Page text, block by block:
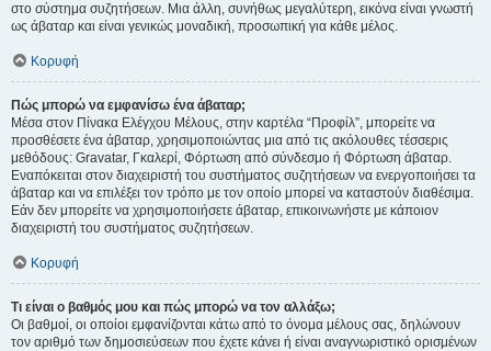
στο σύστημα συζητήσεων. Μια άλλη, συνήθως μεγαλύτερη, εικόνα είναι γνωστή
ως άβαταρ και είναι γενικώς μοναδική, προσωπική για κάθε μέλος.
Κορυφή
Πώς μπορώ να εμφανίσω ένα άβαταρ;
Μέσα στον Πίνακα Ελέγχου Μέλους, στην καρτέλα “Προφίλ”, μπορείτε να
προσθέσετε ένα άβαταρ, χρησιμοποιώντας μια από τις ακόλουθες τέσσερις
μεθόδους: Gravatar, Γκαλερί, Φόρτωση από σύνδεσμο ή Φόρτωση άβαταρ.
Εναπόκειται στον διαχειριστή του συστήματος συζητήσεων να ενεργοποιήσει τα
άβαταρ και να επιλέξει τον τρόπο με τον οποίο μπορεί να καταστούν διαθέσιμα.
Εάν δεν μπορείτε να χρησιμοποιήσετε άβαταρ, επικοινωνήστε με κάποιον
διαχειριστή του συστήματος συζητήσεων.
Κορυφή
Τι είναι ο βαθμός μου και πώς μπορώ να τον αλλάξω;
Οι βαθμοί, οι οποίοι εμφανίζονται κάτω από το όνομα μέλους σας, δηλώνουν
τον αριθμό των δημοσιεύσεων που έχετε κάνει ή είναι αναγνωριστικό ορισμένων